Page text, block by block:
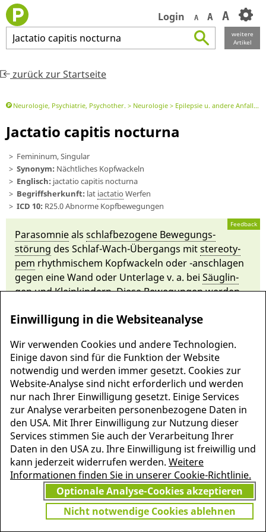
Login A A A
Jactatio capitis nocturna
weitere
Artikel
zurück zur Startseite
Neurologie, Psychiatrie, Psychother. Neurologie Epilepsie u. andere Anfallskrankheiten
Jactatio capitis nocturna
Femininum, Singular
Synonym: Nächtliches Kopfwackeln
Englisch: jactatio capitis nocturna
Begriffsherkunft: lat iactatio Wer­fen
ICD 10: R25.0 Abnorme Kopfbewegungen
Feedback
Para­somnieals schlaf­be­zogene Bewegungs­
störung des Schlaf-Wach-Ü­berg­angs mitstereo­ty­
pem rhy­thmi­schem Kopf­wackeln oder -an­schlagen
gegen ei­ne Wand oder Un­terlage v. a. bei Säug­lin­
genundKleinkindern. Die­se Bewegungen werden
stimulati­on beisensorischer Deprivati­onin­
nicht er­forder­lich.
MEHR INFORMATIONEN
JETZT
Einwilligung in die Websiteanalyse
Wir verwenden Cookies und andere Technologien.
Einige davon sind für die Funktion der Website
notwendig und werden immer gesetzt. Cookies zur
Website-Analyse sind nicht erforderlich und werden
nur nach Ihrer Einwilligung gesetzt. Einige Services
zur Analyse verarbeiten personenbezogene Daten in
den USA. Mit Ihrer Einwilligung zur Nutzung dieser
Services stimmen Sie auch der Verarbeitung Ihrer
Daten in den USA zu. Ihre Einwilligung ist freiwillig und
kann jederzeit widerrufen werden. Weitere
Informationen finden Sie in unserer Cookie-Richtlinie.
Optionale Analyse-Cookies akzeptieren
Nicht notwendige Cookies ablehnen